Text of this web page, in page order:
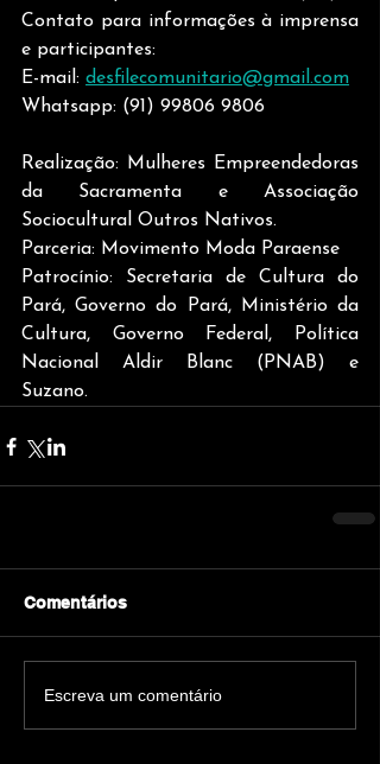
Contato para informações à imprensa
e participantes:
E-mail: desfilecomunitario@gmail.com
Whatsapp: (91) 99806 9806
Realização: Mulheres Empreendedoras
da Sacramenta e Associação
Sociocultural Outros Nativos.
Parceria: Movimento Moda Paraense
Patrocínio: Secretaria de Cultura do
Pará, Governo do Pará, Ministério da
Cultura, Governo Federal, Política
Nacional Aldir Blanc (PNAB) e
Suzano.
Comentários
Escreva um comentário